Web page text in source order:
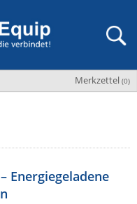
und -messung
Merkzettel (0)
Energiegeladene